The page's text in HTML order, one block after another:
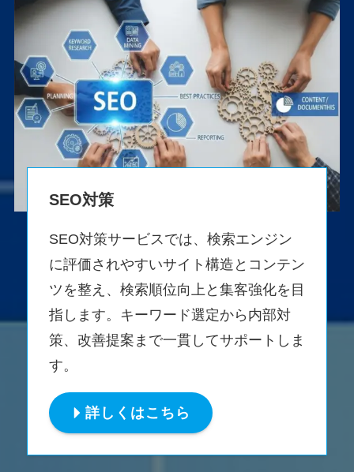
SEO対策
SEO対策サービスでは、検索エンジン
に評価されやすいサイト構造とコンテン
ツを整え、検索順位向上と集客強化を目
指します。キーワード選定から内部対
策、改善提案まで一貫してサポートしま
す。
詳しくはこちら